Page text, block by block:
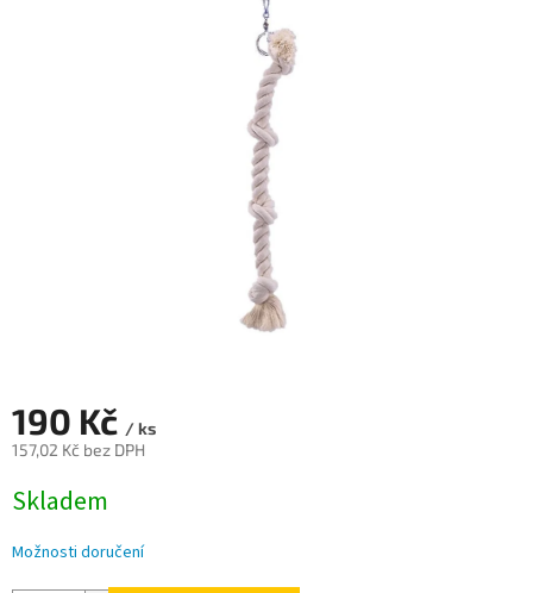
190 Kč / ks
157,02 Kč bez DPH
cena:
Skladem
Možnosti doručení